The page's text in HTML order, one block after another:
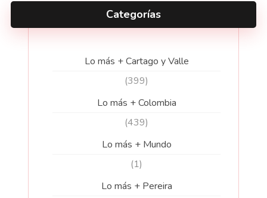
Categorías
Lo más + Cartago y Valle
(399)
Lo más + Colombia
(439)
Lo más + Mundo
(1)
Lo más + Pereira